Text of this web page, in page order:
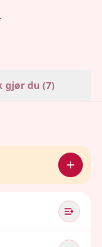
gjør du (7)